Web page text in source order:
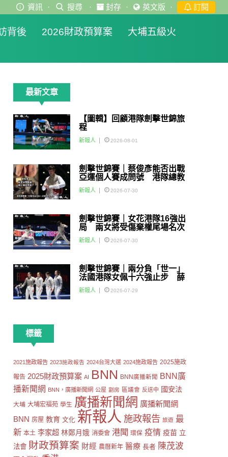
資訊 · 搜尋 · 封存 · 英文版 · 訂閱
背後 2026財政預算案
大埔五級火
最新文章
【圖輯】回顧港隊劍擊世錦旅
程
新報人 2026-08-01
劍擊世錦賽｜蔡俊彥能否出戰
亞運個人賽成問號 港隊總教
練：如醫生話可以一定會用佢
新報人 2026-07-30
劍擊世錦賽｜女花港隊16強出
局 兩女將受傷棄權尾場名次
賽
新報人 2026-07-30
劍擊世錦賽｜兩分負「世一」
法國港隊女佩十六強止步 薛
雅齊：我好有信心我哋可以做
到世界級嘅Team
新報人 2026-07-29
標籤
2021施政報告 2023施政報告 2024台灣大選 2024施政報告 2025施政
報告 2025財政預算案 AI BNN BNN廣播新聞
BNN廣
播新聞網 BNN，廣播新聞網 公屋 劏房 區議會 反送中 國安法
大埔 大埔宏福苑 學生 廣播新聞網 廣播新聞網
BNN 房屋 教育 文化 新報人 施政報告 旅遊 最
新 本土 李家超 林鄭月娥 消委會 港聞 環保 疫情 疫苗 立
法會 財政預算案 財經 農曆新年 醫療 長者 陳茂波